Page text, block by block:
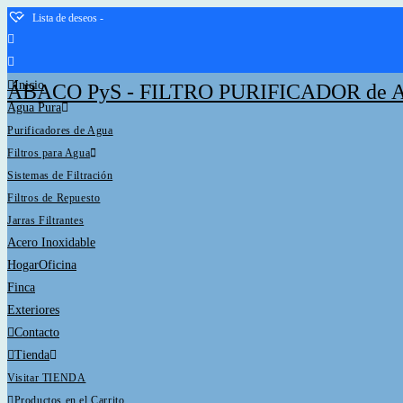
Saltar
al
contenido
Lista de deseos -
ÁBACO PyS - FILTRO PURIFICADOR de
Inicio
Agua Pura
Purificadores de Agua
Filtros para Agua
Sistemas de Filtración
Filtros de Repuesto
Jarras Filtrantes
Acero Inoxidable
HogarOficina
Finca
Exteriores
Contacto
Tienda
Visitar TIENDA
Productos en el Carrito